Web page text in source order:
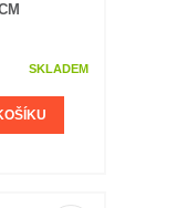
SKLADEM